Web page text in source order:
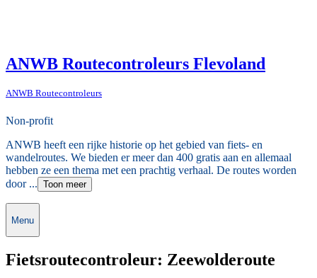
ANWB Routecontroleurs Flevoland
ANWB Routecontroleurs
Non-profit
ANWB heeft een rijke historie op het gebied van fiets- en
wandelroutes. We bieden er meer dan 400 gratis aan en allemaal
hebben ze een thema met een prachtig verhaal. De routes worden
door ... Toon meer
Menu
Fietsroutecontroleur: Zeewolderoute